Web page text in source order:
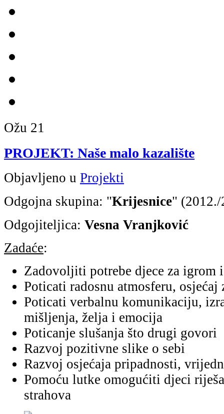
Ožu 21
PROJEKT: Naše malo kazalište
Objavljeno u Projekti
Odgojna skupina: "Krijesnice"
Odgojiteljica: Vesna Vranjković
Zadaće:
Zadovoljiti potrebe djece za igrom
Poticati radosnu atmosferu, osjećaj
Poticati verbalnu komunikaciju,
mišljenja, želja i emocija
Poticanje slušanja što drugi govori
Razvoj pozitivne slike o sebi
Razvoj osjećaja pripadnosti,
Pomoću lutke omogućiti djeci
strahova